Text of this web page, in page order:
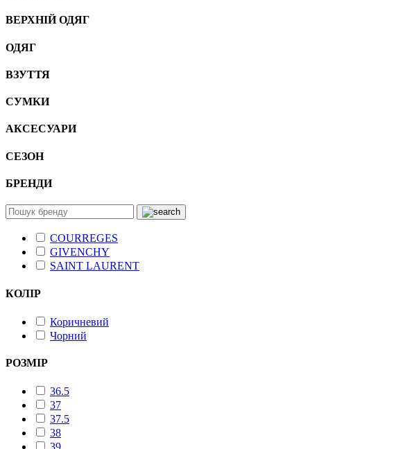
ВЕРХНІЙ ОДЯГ
ОДЯГ
ВЗУТТЯ
СУМКИ
АКСЕСУАРИ
СЕЗОН
БРЕНДИ
COURREGES
GIVENCHY
SAINT LAURENT
КОЛІР
Коричневий
Чорний
РОЗМІР
36.5
37
37.5
38